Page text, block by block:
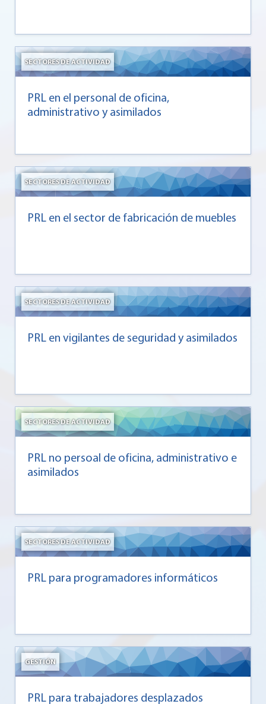
SECTORES DE ACTIVIDAD
PRL en el personal de oficina,
administrativo y asimilados
SECTORES DE ACTIVIDAD
PRL para programadores informáticos
SECTORES DE ACTIVIDAD
PRL no persoal de oficina, administrativo e
asimilados
SECTORES DE ACTIVIDAD
PRL en vigilantes de seguridad y asimilados
SECTORES DE ACTIVIDAD
PRL en el sector de fabricación de muebles
GESTIÓN
PRL para trabajadores desplazados